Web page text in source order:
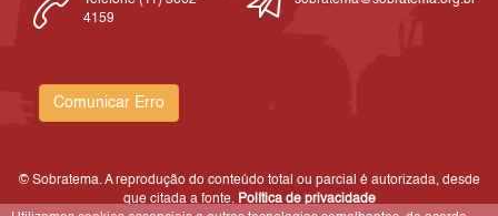
4159
Comunicar Erro
© Sobratema. A reprodução do conteúdo total ou parcial é autorizada, desde
que citada a fonte. Política de privacidade